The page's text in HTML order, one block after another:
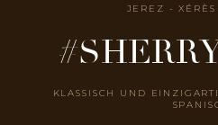
JEREZ - XÉRÈS
KLASSISCH UND